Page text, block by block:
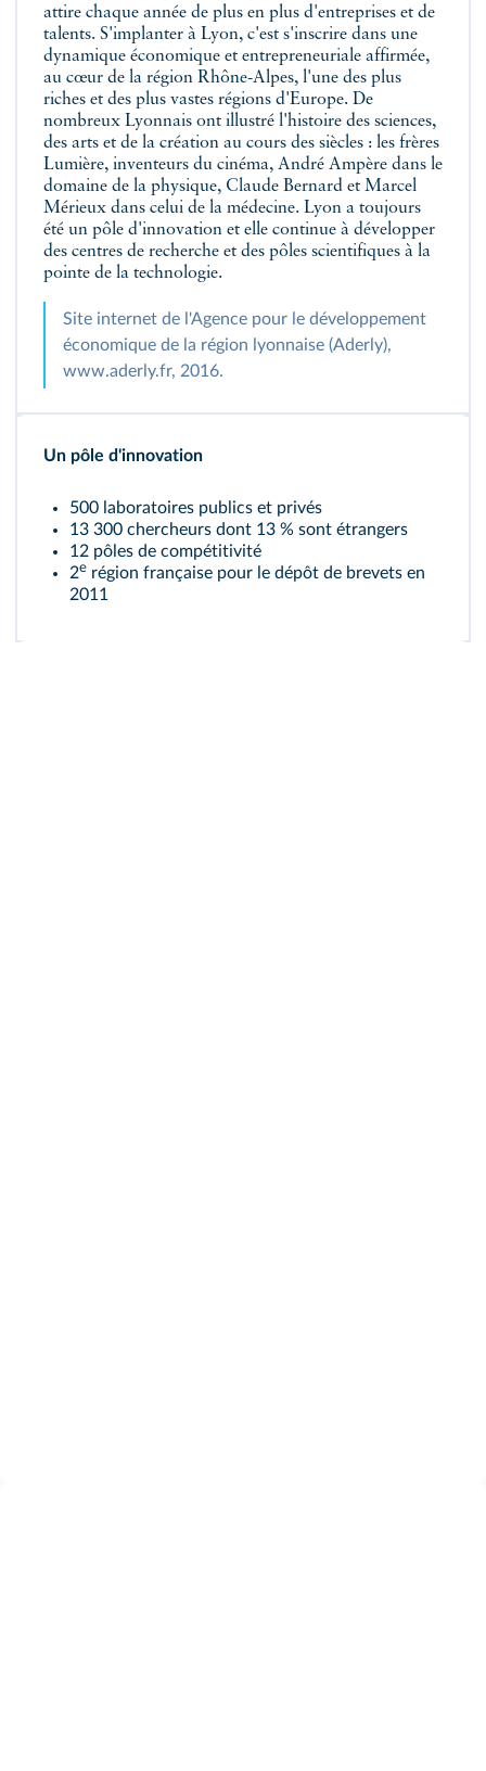
attire chaque année de plus en plus d'entreprises et de
talents. S'implanter à Lyon, c'est s'inscrire dans une
dynamique économique et entrepreneuriale affirmée,
au cœur de la région Rhône-Alpes, l'une des plus
riches et des plus vastes régions d'Europe. De
nombreux Lyonnais ont illustré l'histoire des sciences,
des arts et de la création au cours des siècles : les frères
Lumière, inventeurs du cinéma, André Ampère dans le
domaine de la physique, Claude Bernard et Marcel
Mérieux dans celui de la médecine. Lyon a toujours
été un pôle d'innovation et elle continue à développer
des centres de recherche et des pôles scientifiques à la
pointe de la technologie.
Site internet de l'Agence pour le développement
économique de la région lyonnaise (Aderly),
www.aderly.fr, 2016.
Un pôle d'innovation
500 laboratoires publics et privés
13 300 chercheurs dont 13 % sont étrangers
12 pôles de compétitivité
2e région française pour le dépôt de brevets en
2011